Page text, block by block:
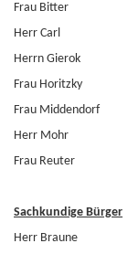
Frau Bitter
Herr Carl
Herrn Gierok
Frau Horitzky
Frau Middendorf
Herr Mohr
Frau Reuter
Sachkundige Bürger
Herr Braune